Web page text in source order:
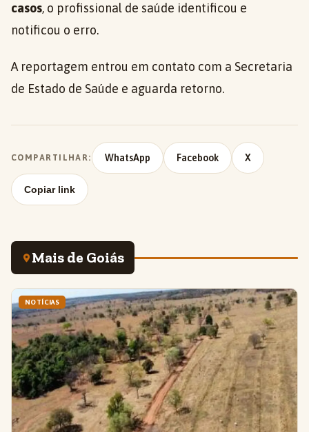
casos, o profissional de saúde identificou e
notificou o erro.
A reportagem entrou em contato com a Secretaria
de Estado de Saúde e aguarda retorno.
COMPARTILHAR: WhatsApp Facebook X
Copiar link
Mais de Goiás
NOTÍCIAS